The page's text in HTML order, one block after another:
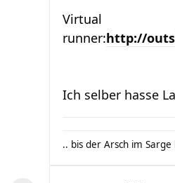
Virtual
runner:http://
Ich selber hasse
.. bis der Arsch im Sarge